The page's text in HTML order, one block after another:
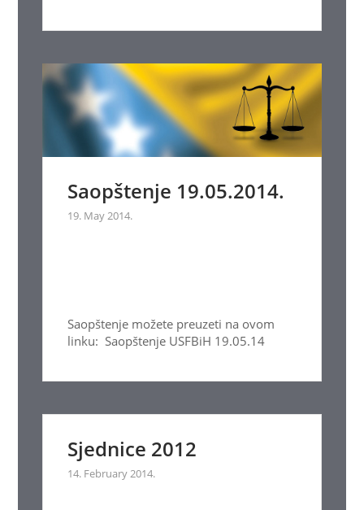
Saopštenje 19.05.2014.
19. May 2014.
Saopštenje možete preuzeti na ovom
linku: Saopštenje USFBiH 19.05.14
Sjednice 2012
14. February 2014.